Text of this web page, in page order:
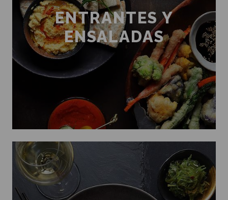
ENTRANTES Y
ENSALADAS